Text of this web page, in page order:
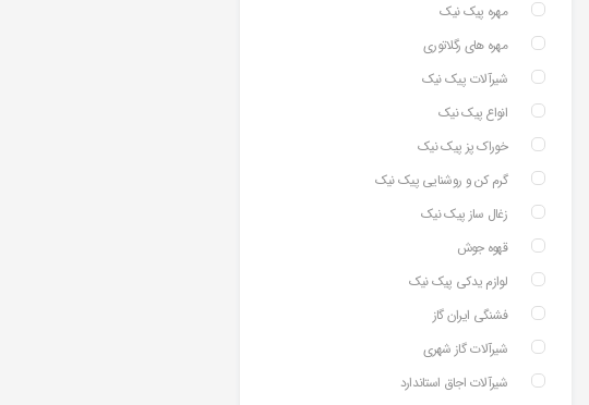
مهره پیک نیک
مهره های رگلاتوری
شیرآلات پیک نیک
انواع پیک نیک
خوراک پز پیک نیک
گرم کن و روشنایی پیک نیک
زغال ساز پیک نیک
قهوه جوش
لوازم یدکی پیک نیک
فشنگی ایران گاز
شیرآلات گاز شهری
شیرآلات اجاق استاندارد